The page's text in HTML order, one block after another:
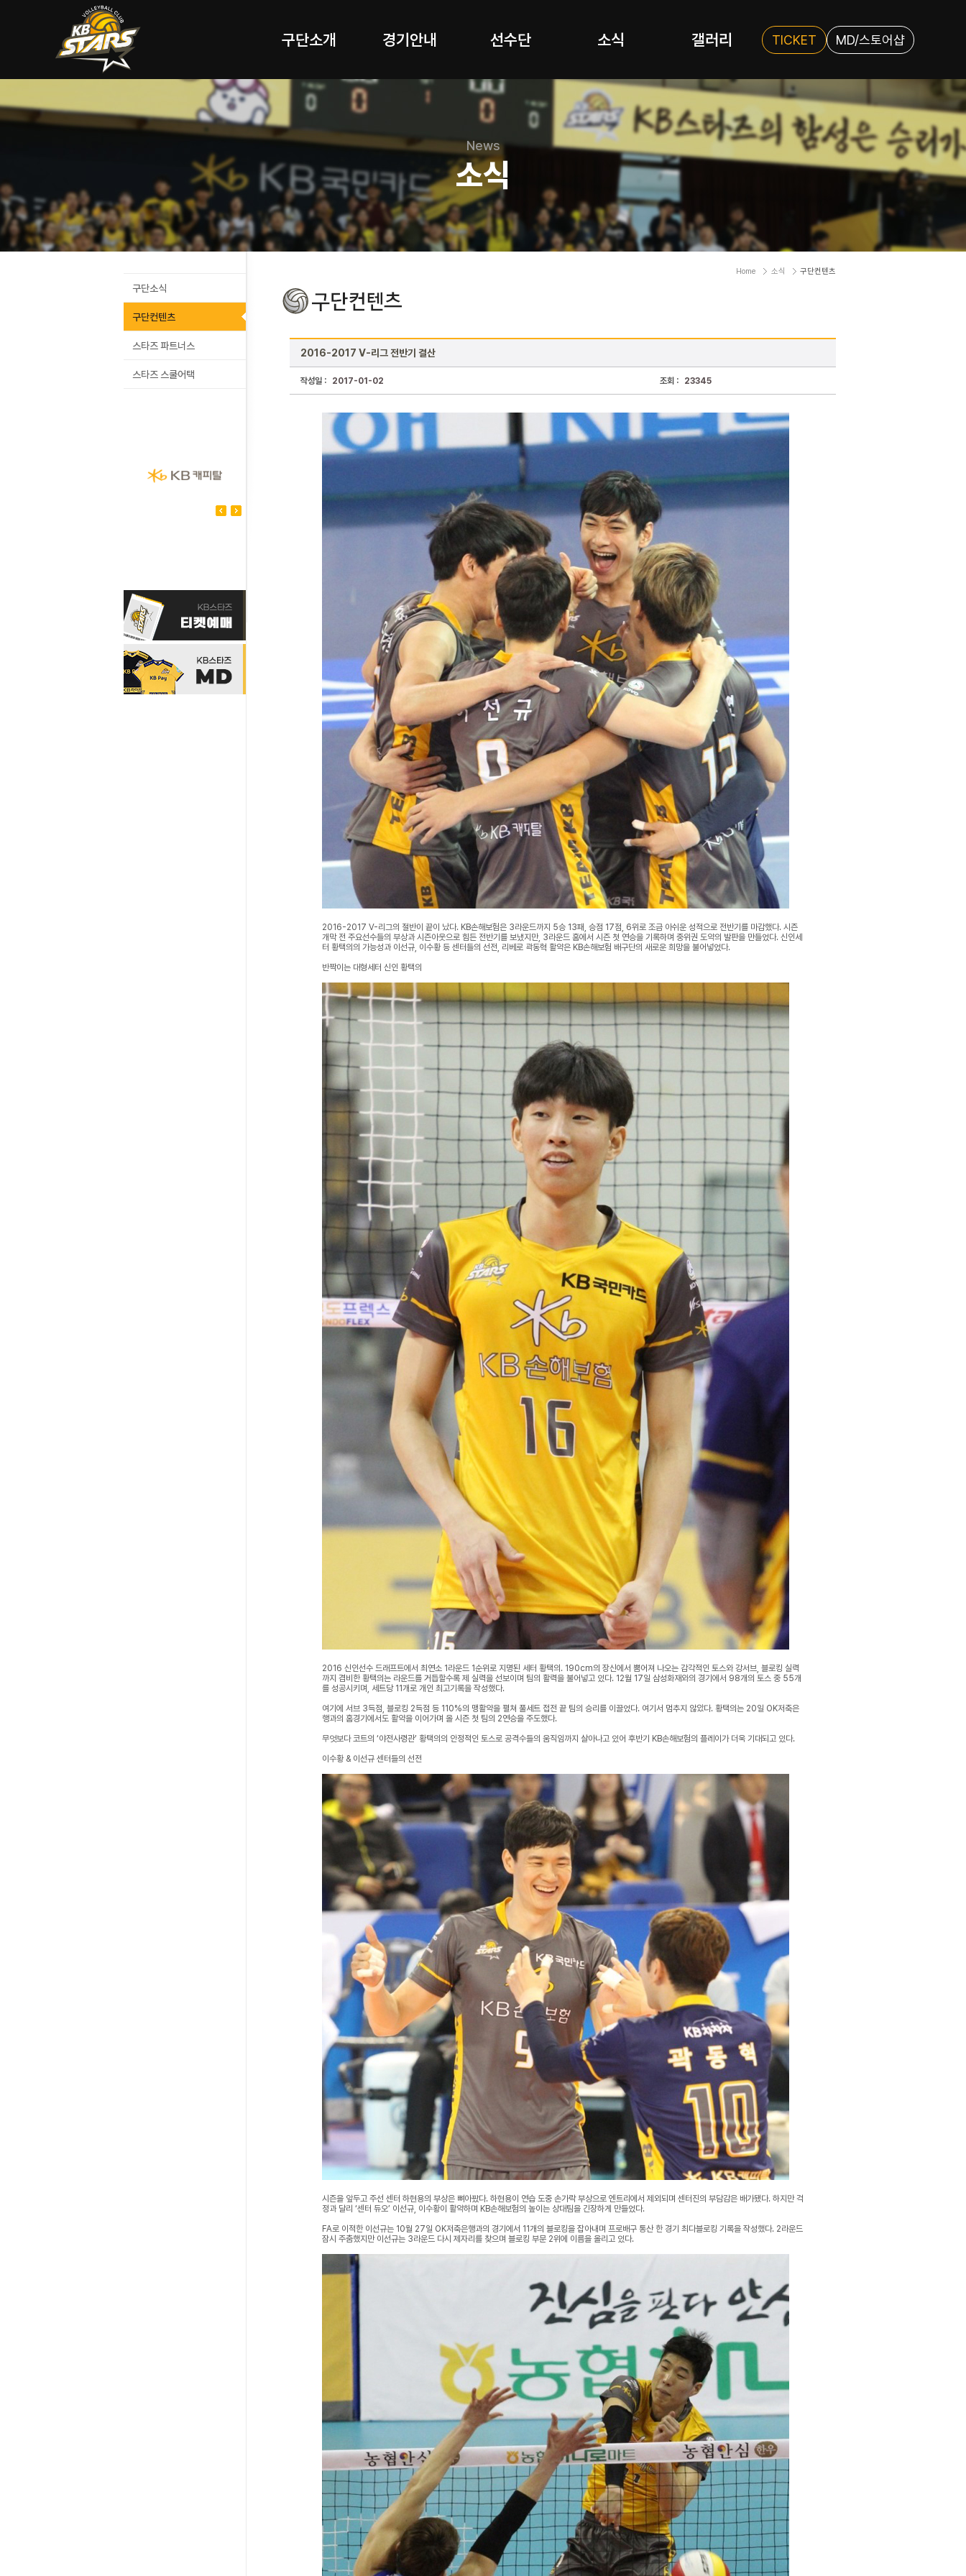
구단소개 경기안내 선수단 소식 갤러리 TICKET MD/스토어샵
구단소식
구단컨텐츠
스타즈 파트너스
스타즈 스쿨어택
Home 소식 구단컨텐츠
2016-2017 V-리그 전반기 결산
작성일 : 2017-01-02 조회 : 23345
2016-2017 V-리그의 절반이 끝이 났다. KB손해보험은 3라운드까지 5승 13패, 승점 17점, 6위로 조금 아쉬운 성적으로 전반기를 마감했다. 시즌
개막 전 주요선수들의 부상과 시즌아웃으로 힘든 전반기를 보냈지만, 3라운드 홈에서 시즌 첫 연승을 기록하며 중위권 도약의 발판을 만들었다. 신인세
터 황택의의 가능성과 이선규, 이수황 등 센터들의 선전, 리베로 곽동혁 활약은 KB손해보험 배구단의 새로운 희망을 불어넣었다.
반짝이는 대형세터 신인 황택의
2016 신인선수 드래프트에서 최연소 1라운드 1순위로 지명된 세터 황택의. 190cm의 장신에서 뿜어져 나오는 감각적인 토스와 강서브, 블로킹 실력
까지 겸비한 황택의는 라운드를 거듭할수록 제 실력을 선보이며 팀의 활력을 불어넣고 있다. 12월 17일 삼성화재와의 경기에서 98개의 토스 중 55개
를 성공시키며, 세트당 11개로 개인 최고기록을 작성했다.
여기에 서브 3득점, 블로킹 2득점 등 110%의 맹활약을 펼쳐 풀세트 접전 끝 팀의 승리를 이끌었다. 여기서 멈추지 않았다. 황택의는 20일 OK저축은
행과의 홈경기에서도 활약을 이어가며 올 시즌 첫 팀의 2연승을 주도했다.
무엇보다 코트의 ‘야전사령관’ 황택의의 안정적인 토스로 공격수들의 움직임까지 살아나고 있어 후반기 KB손해보험의 플레이가 더욱 기대되고 있다.
이수황 & 이선규 센터들의 선전
시즌을 앞두고 주선 센터 하현용의 부상은 뼈아팠다. 하현용이 연습 도중 손가락 부상으로 엔트리에서 제외되며 센터진의 부담감은 배가됐다. 하지만 걱
정과 달리 ‘센터 듀오’ 이선규, 이수황이 활약하며 KB손해보험의 높이는 상대팀을 긴장하게 만들었다.
FA로 이적한 이선규는 10월 27일 OK저축은행과의 경기에서 11개의 블로킹을 잡아내며 프로배구 통산 한 경기 최다블로킹 기록을 작성했다. 2라운드
잠시 주춤했지만 이선규는 3라운드 다시 제자리를 찾으며 블로킹 부문 2위에 이름을 올리고 있다.